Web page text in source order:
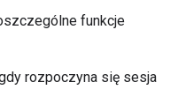
funkcje
rozpoczyna się sesja